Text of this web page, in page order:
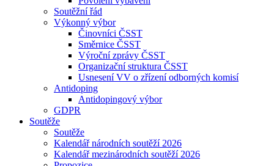
Soutěžní řád
Výkonný výbor
Činovníci ČSST
Směrnice ČSST
Výroční zprávy ČSST
Organizační struktura ČSST
Usnesení VV o zřízení odborných komisí
Antidoping
Antidopingový výbor
GDPR
Soutěže
Soutěže
Kalendář národních soutěží 2026
Kalendář mezinárodních soutěží 2026